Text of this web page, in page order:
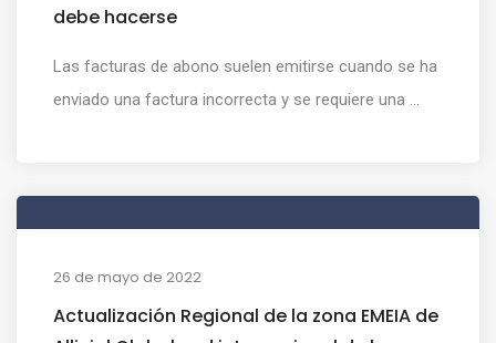
debe hacerse
Las facturas de abono suelen emitirse cuando se ha
enviado una factura incorrecta y se requiere una ...
26 de mayo de 2022
Actualización Regional de la zona EMEIA de